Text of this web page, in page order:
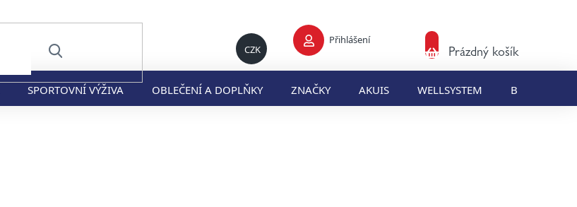
CZK
Přihlášení
HLEDAT
Nákupní
košík
Prázdný košík
SPORTOVNÍ VÝŽIVA OBLEČENÍ A DOPLŇKY ZNAČKY AKUIS WELLSYSTEM BLOG